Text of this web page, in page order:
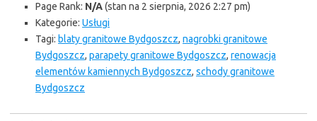
Page Rank: N/A(stan na 2 sierpnia, 2026 2:27 pm)
Kategorie: Usługi
Tagi: blaty granitowe Bydgoszcz, nagrobki granitowe
Bydgoszcz, parapety granitowe Bydgoszcz, renowacja
elementów kamiennych Bydgoszcz, schody granitowe
Bydgoszcz